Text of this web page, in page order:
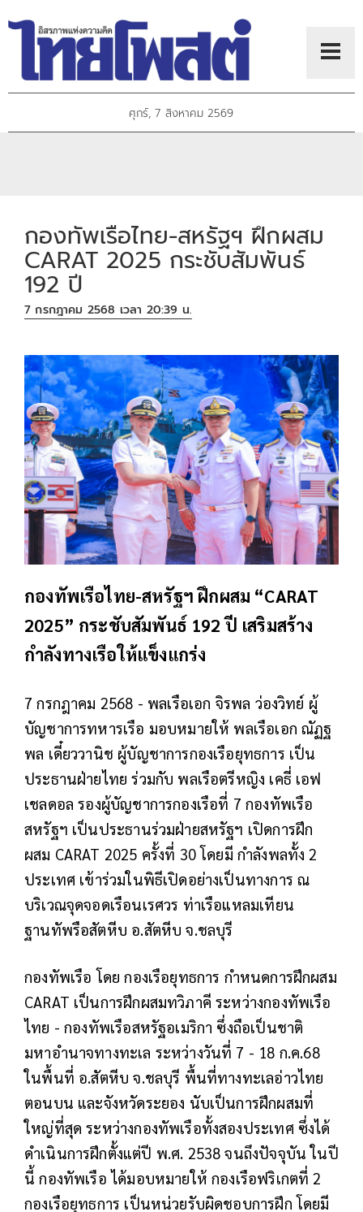
ศุกร์, 7 สิงหาคม 2569
กองทัพเรือไทย-สหรัฐฯ ฝึกผสม
CARAT 2025 กระชับสัมพันธ์
192 ปี
7 กรกฎาคม 2568 เวลา 20:39 น.
กองทัพเรือไทย-สหรัฐฯ ฝึกผสม “CARAT
2025” กระชับสัมพันธ์ 192 ปี เสริมสร้าง
กำลังทางเรือให้แข็งแกร่ง
7 กรกฎาคม 2568 - พลเรือเอก จิรพล ว่องวิทย์ ผู้
บัญชาการทหารเรือ มอบหมายให้ พลเรือเอก ณัฏฐ
พล เดี๋ยววานิช ผู้บัญชาการกองเรือยุทธการ เป็น
ประธานฝ่ายไทย ร่วมกับ พลเรือตรีหญิง เคธี่ เอฟ
เชลดอล รองผู้บัญชาการกองเรือที่ 7 กองทัพเรือ
สหรัฐฯ เป็นประธานร่วมฝ่ายสหรัฐฯ เปิดการฝึก
ผสม CARAT 2025 ครั้งที่ 30 โดยมี กำลังพลทั้ง 2
ประเทศ เข้าร่วมในพิธีเปิดอย่างเป็นทางการ ณ
บริเวณจุดจอดเรือนเรศวร ท่าเรือแหลมเทียน
ฐานทัพรือสัตหีบ อ.สัตหีบ จ.ชลบุรี
กองทัพเรือ โดย กองเรือยุทธการ กำหนดการฝึกผสม
CARAT เป็นการฝึกผสมทวิภาคี ระหว่างกองทัพเรือ
ไทย - กองทัพเรือสหรัฐอเมริกา ซึ่งถือเป็นชาติ
มหาอำนาจทางทะเล ระหว่างวันที่ 7 - 18 ก.ค.68
ในพื้นที่ อ.สัตหีบ จ.ชลบุรี พื้นที่ทางทะเลอ่าวไทย
ตอนบน และจังหวัดระยอง นับเป็นการฝึกผสมที่
ใหญ่ที่สุด ระหว่างกองทัพเรือทั้งสองประเทศ ซึ่งได้
ดำเนินการฝึกตั้งแต่ปี พ.ศ. 2538 จนถึงปัจจุบัน ในปี
นี้ กองทัพเรือ ได้มอบหมายให้ กองเรือฟริเกตที่ 2
กองเรือยุทธการ เป็นหน่วยรับผิดชอบการฝึก โดยมี